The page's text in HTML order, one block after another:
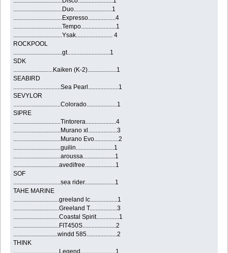
................................Duo.........................1
................................Expresso..................4
................................Tempo.......................1
................................Ysak........................ 4
ROCKPOOL
................................gt............................1
SDK
..........................Kaiken (K-2)...................1
SEABIRD
...............................Sea Pearl....................1
SEVYLOR
...............................Colorado....................1
SIPRE
...............................Tintorera....................4
...............................Murano xl...................3
...............................Murano Evo................2
...............................guilin.........................1
...............................aroussa.....................1
..............................avedifree....................1
SOF
...............................sea rider....................1
TAHE MARINE
..............................greeland lc..................1
..............................Greeland T..................3
..............................Coastal Spirit...............1
..............................FIT450S......................2
.............................windd 585....................2
THINK
..............................Legend.......................1